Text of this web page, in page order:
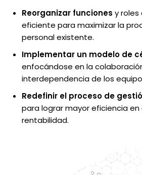
Reorganizar funciones y roles
eficiente para maximizar la
personal existente.
Implementar un modelo de
enfocándose en la
interdependencia de los
Redefinir el proceso de
para lograr mayor eficiencia
rentabilidad.